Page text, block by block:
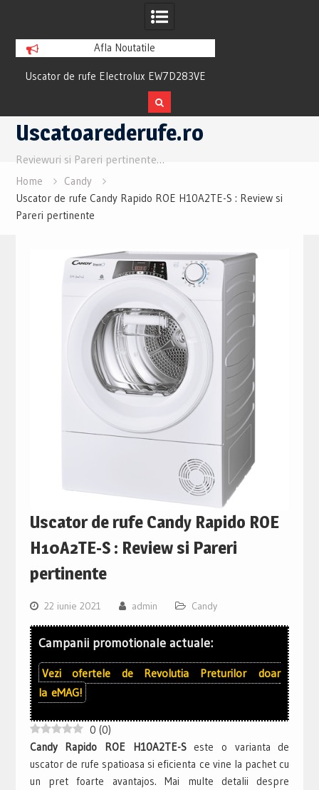
Afla Noutatile
Uscator de rufe Electrolux EW7D283VE
Review si Pareri utile
Skip
content
Uscatoarederufe.ro
Reviewuri si Pareri pertinente…
Home
Candy
Uscator de rufe Candy Rapido ROE H10A2TE-S : Review si
Pareri pertinente
Uscator de rufe Candy Rapido ROE
H10A2TE-S : Review si Pareri
pertinente
22 iunie 2021 admin Candy
Campanii promotionale actuale:
Vezi ofertele de Revolutia Preturilor
doar
la eMAG!
0 (0)
Candy Rapido ROE H10A2TE-S este o varianta de
uscator de rufe spatioasa si eficienta ce vine la pachet cu
un pret foarte avantajos. Mai multe detalii despre